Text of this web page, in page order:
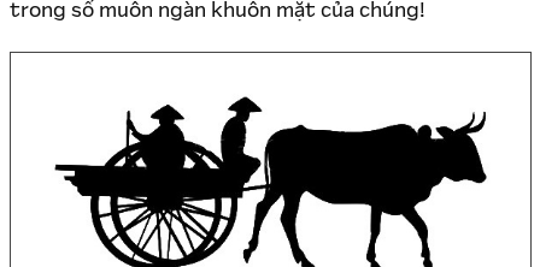
trong số muôn ngàn khuôn mặt của chúng!